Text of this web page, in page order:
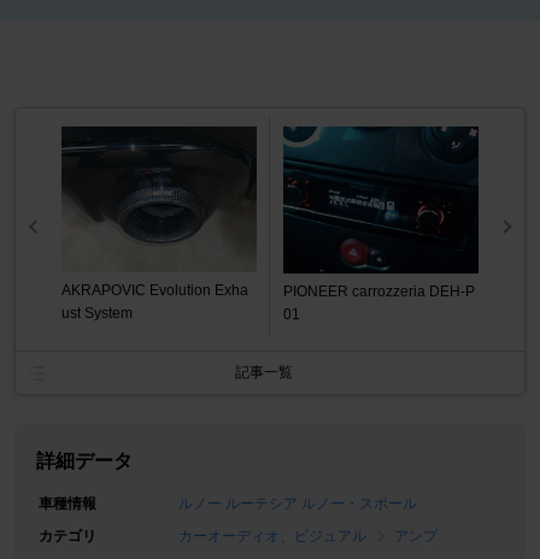
AKRAPOVIC Evolution Exha
ust System
PIONEER carrozzeria DEH-P
01
記事一覧
詳細データ
車種情報
ルノー ルーテシア ルノー・スポール
カテゴリ
カーオーディオ、ビジュアル
アンプ